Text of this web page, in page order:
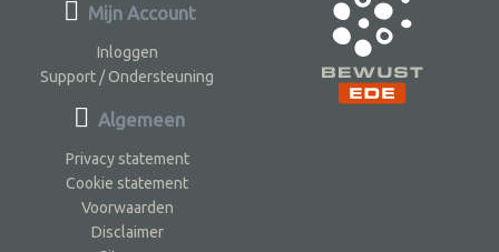
Mijn Account
Inloggen
Support / Ondersteuning
Algemeen
Privacy statement
Cookie statement
Voorwaarden
Disclaimer